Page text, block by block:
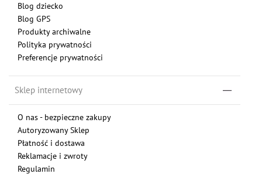
Blog dziecko
Blog GPS
Produkty archiwalne
Polityka prywatności
Preferencje prywatności
Sklep internetowy
O nas - bezpieczne zakupy
Autoryzowany Sklep
Płatność i dostawa
Reklamacje i zwroty
Regulamin